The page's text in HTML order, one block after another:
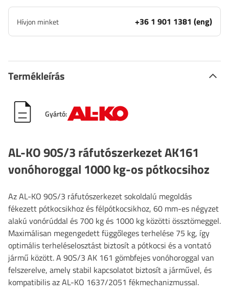
Hívjon minket +36 1 901 1381 (eng)
Termékleírás
Gyártó:
AL-KO 90S/3 ráfutószerkezet AK161
vonóhoroggal 1000 kg-os pótkocsihoz
Az AL-KO 90S/3 ráfutószerkezet sokoldalú megoldás
fékezett pótkocsikhoz és félpótkocsikhoz, 60 mm-es négyzet
alakú vonórúddal és 700 kg és 1000 kg közötti össztömeggel.
Maximálisan megengedett függőleges terhelése 75 kg, így
optimális terheléselosztást biztosít a pótkocsi és a vontató
jármű között. A 90S/3 AK 161 gömbfejes vonóhoroggal van
felszerelve, amely stabil kapcsolatot biztosít a járművel, és
kompatibilis az AL-KO 1637/2051 fékmechanizmussal.